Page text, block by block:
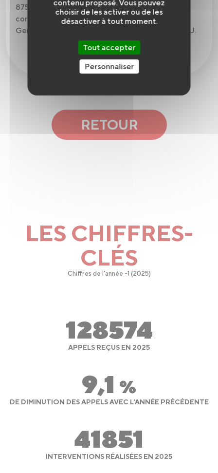
875 appels en 2023 et reste en permanence
connecté avec les services opérationnels de la
Gendarmerie, de la Police, de la DDE et du SAMU.
RETOUR
LES CHIFFRES-
CLÉS
Chiffres de l'année -1 (2025)
128574
APPELS REÇUS EN 2025
9,1 %
DE DIMINUTION DES APPELS AVEC L'ANNÉE PRÉCÉDENTE
41851
INTERVENTIONS RÉALISÉES EN 2025
contenu proposé. Vous pouvez
choisir de les activer ou de les
désactiver à tout moment.
Tout accepter
Personnaliser